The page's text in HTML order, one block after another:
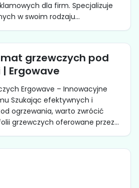
dla firm. Specjalizuje
w swoim rodzaju...
grzewczych pod
Ergowave
Ergowave – Innowacyjne
Szukając efektywnych i
ogrzewania, warto zwrócić
grzewczych oferowane przez...